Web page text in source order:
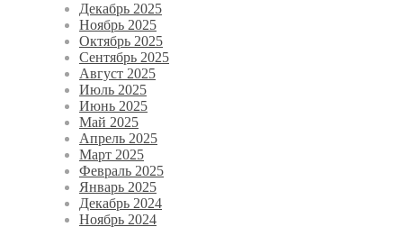
Декабрь 2025
Ноябрь 2025
Октябрь 2025
Сентябрь 2025
Август 2025
Июль 2025
Июнь 2025
Май 2025
Апрель 2025
Март 2025
Февраль 2025
Январь 2025
Декабрь 2024
Ноябрь 2024